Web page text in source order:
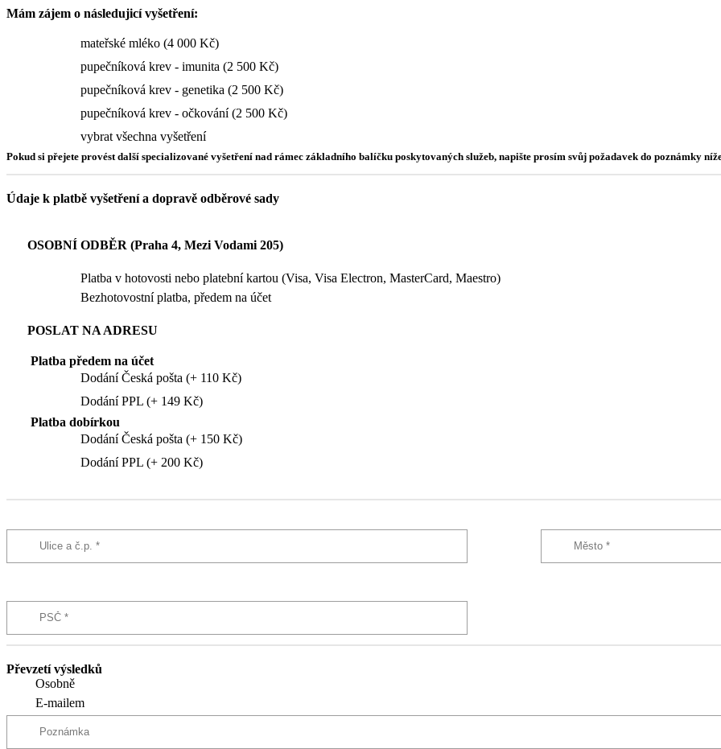
Mám zájem o následujicí vyšetření:
mateřské mléko (4 000 Kč)
pupečníková krev - imunita (2 500 Kč)
pupečníková krev - genetika (2 500 Kč)
pupečníková krev - očkování (2 500 Kč)
vybrat všechna vyšetření
Pokud si přejete provést další specializované vyšetření nad rámec základního balíčku poskytovaných služeb, napište prosím svůj požadavek do poznámky
Údaje k platbě vyšetření a dopravě odběrové sady
OSOBNÍ ODBĚR (Praha 4, Mezi Vodami 205)
Platba v hotovosti nebo platební kartou (Visa, Visa Electron, MasterCard, Maestro)
Bezhotovostní platba, předem na účet
POSLAT NA ADRESU
Platba předem na účet
Dodání Česká pošta (+ 110 Kč)
Dodání PPL (+ 149 Kč)
Platba dobírkou
Dodání Česká pošta (+ 150 Kč)
Dodání PPL (+ 200 Kč)
Převzetí výsledků
Osobně
E-mailem